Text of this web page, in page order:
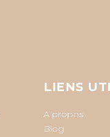
LIENS
A propos
Blog